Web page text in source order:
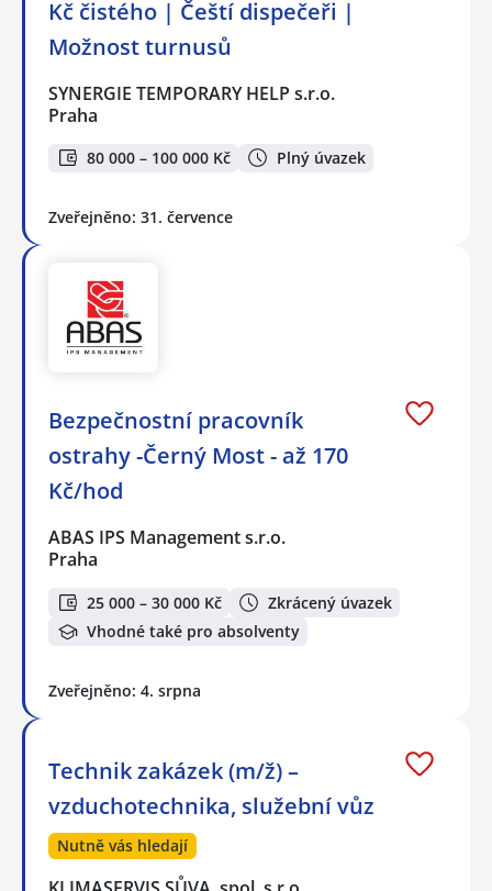
Kč čistého | Čeští dispečeři |
Možnost turnusů
SYNERGIE TEMPORARY HELP s.r.o.
Praha
80 000 – 100 000 Kč Plný úvazek
Zveřejněno: 31. července
Bezpečnostní pracovník
ostrahy -Černý Most - až 170
Kč/hod
ABAS IPS Management s.r.o.
Praha
25 000 – 30 000 Kč
Zkrácený úvazek
Vhodné také pro absolventy
Zveřejněno: 4. srpna
Technik zakázek (m/ž) –
vzduchotechnika, služební vůz
Nutně vás hledají